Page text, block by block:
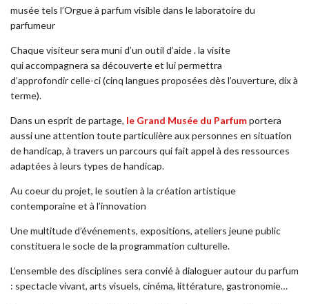
musée tels l’Orgue à parfum visible dans le laboratoire du
parfumeur
Chaque visiteur sera muni d’un outil d’aide . la visite
qui accompagnera sa découverte et lui permettra
d’approfondir celle-ci (cinq langues proposées dès l’ouverture, dix à
terme).
Dans un esprit de partage, le Grand Musée du Parfumportera
aussi une attention toute particulière aux personnes en situation
de handicap, à travers un parcours qui fait appel à des ressources
adaptées à leurs types de handicap.
Au coeur du projet, le soutien à la création artistique
contemporaine et à l’innovation
Une multitude d’événements, expositions, ateliers jeune public
constituera le socle de la programmation culturelle.
L’ensemble des disciplines sera convié à dialoguer autour du parfum
: spectacle vivant, arts visuels, cinéma, littérature, gastronomie…